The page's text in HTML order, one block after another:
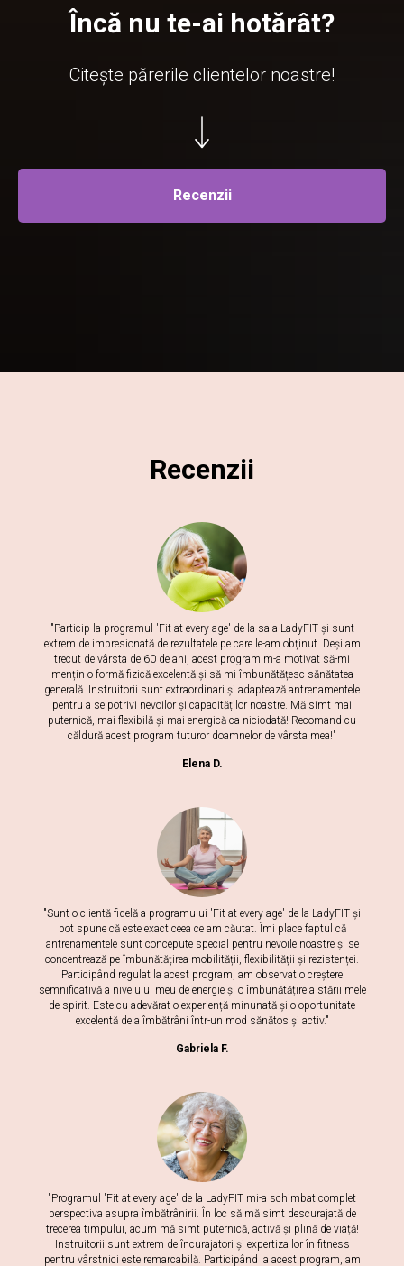
Încă nu te-ai hotărât?
Citește părerile clientelor noastre!
Recenzii
Recenzii
"Particip la programul 'Fit at every age' de la sala LadyFIT și sunt
extrem de impresionată de rezultatele pe care le-am obținut. Deși am
trecut de vârsta de 60 de ani, acest program m-a motivat să-mi
mențin o formă fizică excelentă și să-mi îmbunătățesc sănătatea
generală. Instruitorii sunt extraordinari și adaptează antrenamentele
pentru a se potrivi nevoilor și capacităților noastre. Mă simt mai
puternică, mai flexibilă și mai energică ca niciodată! Recomand cu
căldură acest program tuturor doamnelor de vârsta mea!"
Elena D.
"Sunt o clientă fidelă a programului 'Fit at every age' de la LadyFIT și
pot spune că este exact ceea ce am căutat. Îmi place faptul că
antrenamentele sunt concepute special pentru nevoile noastre și se
concentrează pe îmbunătățirea mobilității, flexibilității și rezistenței.
Participând regulat la acest program, am observat o creștere
semnificativă a nivelului meu de energie și o îmbunătățire a stării mele
de spirit. Este cu adevărat o experiență minunată și o oportunitate
excelentă de a îmbătrâni într-un mod sănătos și activ."
Gabriela F.
"Programul 'Fit at every age' de la LadyFIT mi-a schimbat complet
perspectiva asupra îmbătrânirii. În loc să mă simt descurajată de
trecerea timpului, acum mă simt puternică, activă și plină de viață!
Instruitorii sunt extrem de încurajatori și expertiza lor în fitness
pentru vârstnici este remarcabilă. Participând la acest program, am